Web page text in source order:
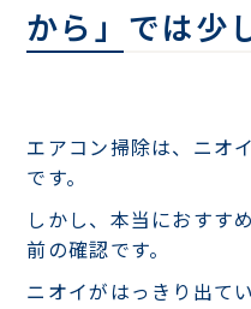
から」では少
エアコン掃除は、ニオ
です。
しかし、本当におすす
前の確認です。
ニオイがはっきり出て